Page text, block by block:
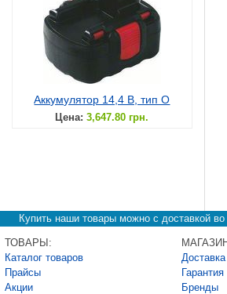
Аккумулятор 14,4 В, тип O
Цена: 3,647.80 грн.
Купить наши товары можно с доставкой
ТОВАРЫ:
Каталог товаров
Прайсы
Акции
Гарантия
Бренды